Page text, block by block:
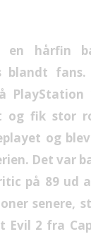
en hårfin
blandt fans.
PlayStation
og fik stor
og
Det var
på 89 ud
senere,
Evil 2 fra